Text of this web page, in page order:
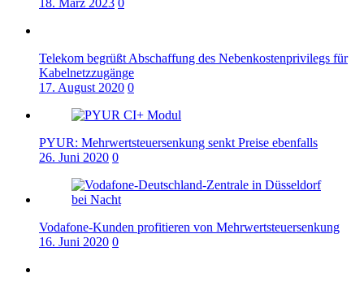
18. März 2023 0
Telekom begrüßt Abschaffung des Nebenkostenprivilegs für
Kabelnetzzugänge
17. August 2020 0
PYUR: Mehrwertsteuersenkung senkt Preise ebenfalls
26. Juni 2020 0
Vodafone-Kunden profitieren von Mehrwertsteuersenkung
16. Juni 2020 0